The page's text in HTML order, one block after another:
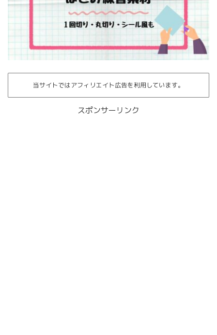
当サイトではアフィリエイト広告を利用しています。
スポンサーリンク